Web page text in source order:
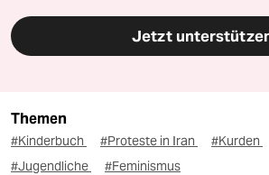
Jetzt
Themen
#Kinderbuch #Proteste in Iran #Kurden
#Jugendliche
#Feminismus